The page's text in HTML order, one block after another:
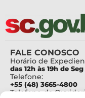
FALE CONOSCO
Horário de
das 12h às 19h de
Telefone:
+55 (48) 3665-4800
Telefone da